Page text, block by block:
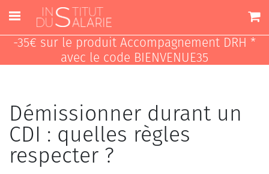
-35€ sur le produit Accompagnement DRH *
avec le code BIENVENUE35
Démissionner durant un
CDI : quelles règles
respecter ?